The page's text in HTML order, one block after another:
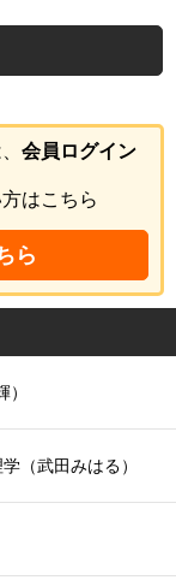
会員ログイン
はこちら
ら
（武田みはる）